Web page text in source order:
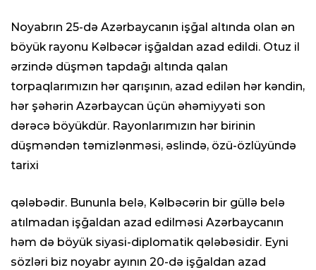
Noyabrın 25-də Azərbaycanın işğal altında olan ən
böyük rayonu Kəlbəcər işğaldan azad edildi. Otuz il
ərzində düşmən tapdağı altında qalan
torpaqlarımızın hər qarışının, azad edilən hər kəndin,
hər şəhərin Azərbaycan üçün əhəmiyyəti son
dərəcə böyükdür. Rayonlarımızın hər birinin
düşməndən təmizlənməsi, əslində, özü-özlüyündə
tarixi
qələbədir. Bununla belə, Kəlbəcərin bir güllə belə
atılmadan işğaldan azad edilməsi Azərbaycanın
həm də böyük siyasi-diplomatik qələbəsidir. Eyni
sözləri biz noyabr ayının 20-də işğaldan azad